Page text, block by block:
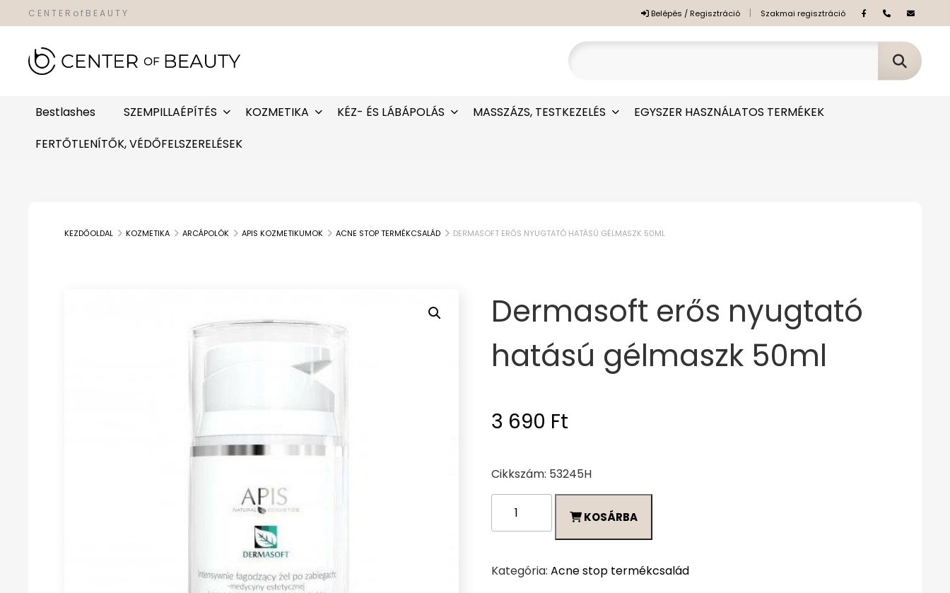
C E N T E R o f B E A U T Y Belépés / Regisztráció | Szakmai regisztráció
Bestlashes SZEMPILLAÉPÍTÉS KOZMETIKA KÉZ- ÉS LÁBÁPOLÁS MASSZÁZS, TESTKEZELÉS
EGYSZER HASZNÁLATOS TERMÉKEK
FERTŐTLENÍTŐK, VÉDŐFELSZERELÉSEK
KEZDŐOLDAL KOZMETIKA ARCÁPOLÓK APIS KOZMETIKUMOK ACNE STOP TERMÉKCSALÁD DERMASOFT ERŐS NYUGTATÓ HATÁSÚ GÉLMASZK 50ML
Dermasoft erős nyugtató
hatású gélmaszk 50ml
3 690 Ft
Cikkszám: 53245H
erős
nyugtató
gélmaszk
KOSÁRBA
Kategória:Acne stop termékcsalád